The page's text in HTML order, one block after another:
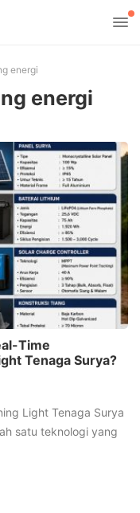
energi
energi
Time
Tenaga Surya?
Light Tenaga Surya
satu teknologi yang